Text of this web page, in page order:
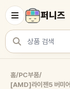
퍼니즈
상품 검색
홈/PC부품/
[AMD]라이젠5 버